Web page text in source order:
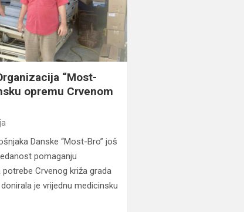
“Most-
opremu Crvenom
Danske “Most-Bro” još
pomaganju
Crvenog križa grada
je vrijednu medicinsku